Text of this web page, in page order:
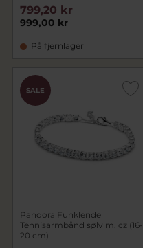
999,00 kr
799,20 kr
På fjernlager
SALE
Pandora Funklende
Tennisarmbånd sølv m. cz (16-
20 cm)